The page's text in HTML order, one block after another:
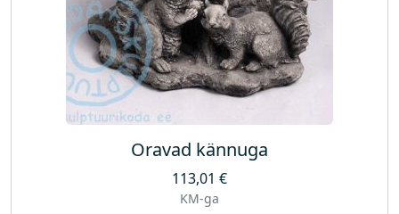
Oravad kännuga
113,01 €
KM-ga